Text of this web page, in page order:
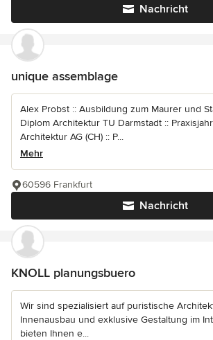
Nachricht
unique assemblage
Alex Probst :: Ausbildung zum Maurer und
Diplom Architektur TU Darmstadt ::
Architektur AG (CH) :: P...
Mehr
Nachricht
60596 Frankfurt
KNOLL planungsbuero
Wir sind spezialisiert auf puristische
Innenausbau und exklusive Gestaltung im
bieten Ihnen e...